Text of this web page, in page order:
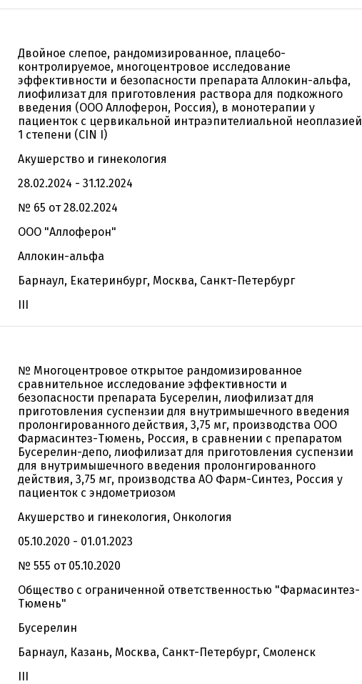
Двойное слепое, рандомизированное, плацебо-
контролируемое, многоцентровое исследование
эффективности и безопасности препарата Аллокин-альфа,
лиофилизат для приготовления раствора для подкожного
введения (ООО Аллоферон, Россия), в монотерапии у
пациенток с цервикальной интраэпителиальной неоплазией
1 степени (CIN I)
Акушерство и гинекология
28.02.2024 - 31.12.2024
№ 65 от 28.02.2024
ООО "Аллоферон"
Аллокин-альфа
Барнаул, Екатеринбург, Москва, Санкт-Петербург
III
№ Многоцентровое открытое рандомизированное
сравнительное исследование эффективности и
безопасности препарата Бусерелин, лиофилизат для
приготовления суспензии для внутримышечного введения
пролонгированного действия, 3,75 мг, производства ООО
Фармасинтез-Тюмень, Россия, в сравнении с препаратом
Бусерелин-депо, лиофилизат для приготовления суспензии
для внутримышечного введения пролонгированного
действия, 3,75 мг, производства АО Фарм-Синтез, Россия у
пациенток с эндометриозом
Акушерство и гинекология, Онкология
05.10.2020 - 01.01.2023
№ 555 от 05.10.2020
Общество с ограниченной ответственностью "Фармасинтез-
Тюмень"
Бусерелин
Барнаул, Казань, Москва, Санкт-Петербург, Смоленск
III